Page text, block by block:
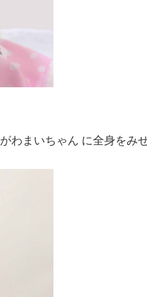
わまいちゃん に全身をみ